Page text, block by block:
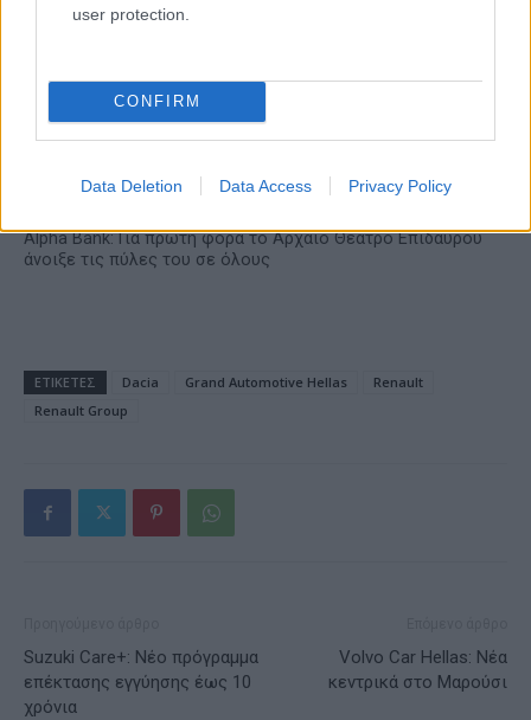
user protection.
CONFIRM
Data Deletion Data Access Privacy Policy
δεικτών FTSE4Good
Alpha Bank: Για πρώτη φορά το Αρχαίο Θέατρο Επιδαύρου
άνοιξε τις πύλες του σε όλους
ΕΤΙΚΕΤΕΣ Dacia Grand Automotive Hellas
Renault
Renault Group
Suzuki Care+: Νέο πρόγραμμα
επέκτασης εγγύησης έως 10
χρόνια
Volvo Car Hellas: Νέα
κεντρικά στο Μαρούσι